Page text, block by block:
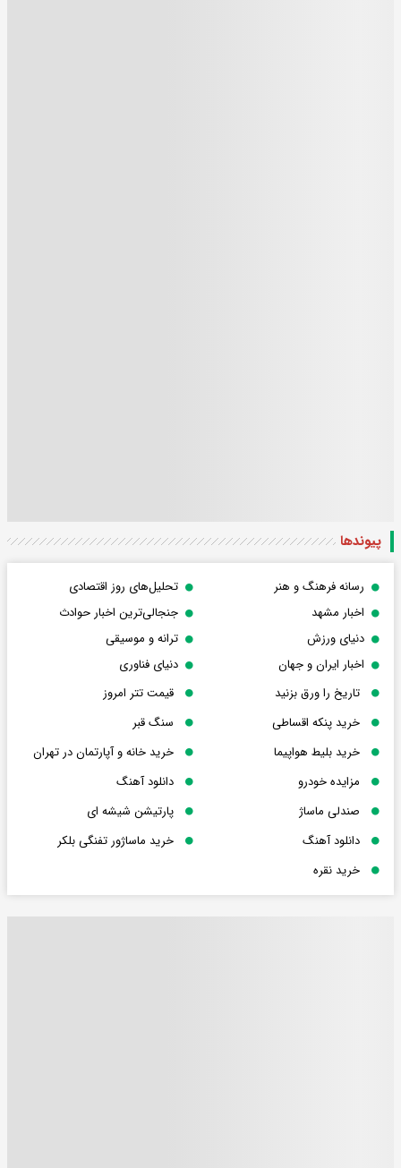
پیوندها
رسانه فرهنگ و هنر
تحلیل‌های روز اقتصادی
اخبار مشهد
جنجالی‌ترین اخبار حوادث
دنیای ورزش
ترانه و موسیقی
اخبار ایران و جهان
دنیای فناوری
تاریخ را ورق بزنید
قیمت تتر امروز
خرید پنکه اقساطی
سنگ قبر
خرید بلیط هواپیما
خرید خانه و آپارتمان در تهران
مزایده خودرو
دانلود آهنگ
صندلی ماساژ
پارتیشن شیشه ای
دانلود آهنگ
خرید ماساژور تفنگی بلکر
خرید نقره